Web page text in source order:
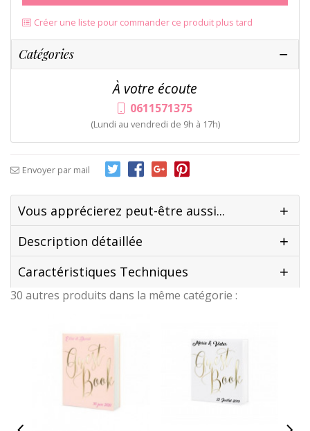
Créer une liste pour commander ce produit plus tard
Catégories
À votre écoute
0611571375
(Lundi au vendredi de 9h à 17h)
Envoyer par mail
Vous apprécierez peut-être aussi...
Description détaillée
Caractéristiques Techniques
30 autres produits dans la même catégorie :